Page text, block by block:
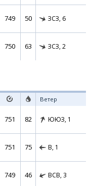
749 50 ЗСЗ, 6
750 63 ЗСЗ, 2
Ветер
751 82 ЮЮЗ, 1
751 75 В, 1
749 46 ВСВ, 3